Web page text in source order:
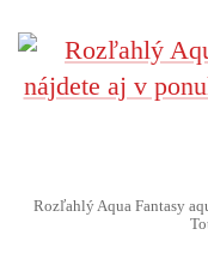
Rozľahlý Aqua Fantasy